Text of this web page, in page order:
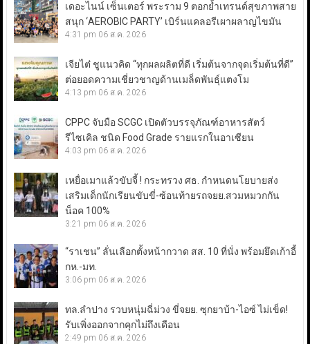
เดอะไนน์ เซ็นเตอร์ พระราม 9 ตอกย้ำเทรนด์สุขภาพสาย
สนุก ‘AEROBIC PARTY’ เบิร์นแคลอรีเผาผลาญไขมัน
4:31 pm 06 ส.ค. 2026
เจียไต๋ ชูแนวคิด “ทุกผลผลิตที่ดี เริ่มต้นจากจุดเริ่มต้นที่ดี”
ต่อยอดความเชี่ยวชาญด้านเมล็ดพันธุ์แตงโม
4:13 pm 06 ส.ค. 2026
CPPC จับมือ SCGC เปิดตัวบรรจุภัณฑ์อาหารสัตว์
รีไซเคิล ชนิด Food Grade รายแรกในอาเซียน
4:03 pm 06 ส.ค. 2026
เหยื่อเมาแล้วขับจี้ ! กระทรวง ศธ. กำหนดนโยบายส่ง
เสริมเด็กนักเรียนขับขี่-ซ้อนท้ายรถจยย.สวมหมวกกัน
น็อค 100%
3:21 pm 06 ส.ค. 2026
“ราเชน” ลั่นเลือกตั้งหน้ากวาด สส. 10 ที่นั่ง พร้อมยึดเก้าอี้
กห.-มท.
3:06 pm 06 ส.ค. 2026
ทล.ลำปาง รวบหนุ่มฉี่ม่วง ขี่จยย. ซุกยาบ้า-ไอซ์ ไม่เข็ด!
รับเพิ่งออกจากคุกไม่ถึงเดือน
2:49 pm 06 ส.ค. 2026